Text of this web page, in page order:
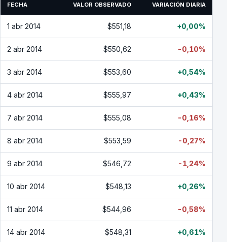
FECHA VALOR OBSERVADO VARIACIÓN DIARIA
1 abr 2014 $551,18 +0,00%
2 abr 2014 $550,62 -0,10%
3 abr 2014 $553,60 +0,54%
4 abr 2014 $555,97 +0,43%
7 abr 2014 $555,08 -0,16%
8 abr 2014 $553,59 -0,27%
9 abr 2014 $546,72 -1,24%
10 abr 2014 $548,13 +0,26%
11 abr 2014 $544,96 -0,58%
14 abr 2014 $548,31 +0,61%